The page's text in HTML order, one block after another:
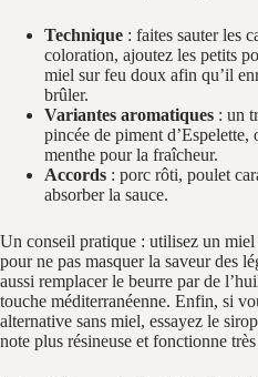
Technique : faites sauter les
coloration, ajoutez les petits
miel sur feu doux afin qu’il
brûler.
Variantes aromatiques : un
pincée de piment
menthe pour la fraîcheur.
Accords : porc rôti, poulet
absorber la sauce.
Un conseil pratique : utilisez un
pour ne pas masquer la saveur des
aussi remplacer le beurre par de
touche méditerranéenne. Enfin, si
alternative sans miel, essayez le
note plus résineuse et fonctionne